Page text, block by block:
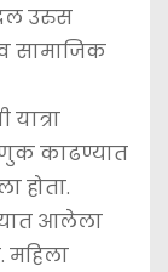
उरुस
सामाजिक
यात्रा
काढण्यात
होता.
आलेला
महिला